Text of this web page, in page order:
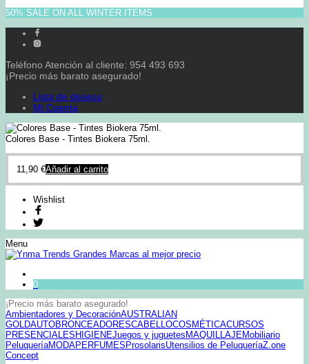
50% SALE ON ALL WINTER ITEMS
Teléfono Atención al cliente: 954 493 693
¡Precio más barato asegurado!
Lista de deseos
Mi Cuenta
Colores Base - Tintes Biokera 75ml.
11,90 €Añadir al carrito
Wishlist
Menu
0
¡Precio más barato asegurado!
Ambientadores y DecoraciónAUSTRALIAN
GOLDAUTOBRONCEADORESCABELLOCOSMÉTICACURSOS
PRESENCIALES HIGIENEJuegos y juguetes MAQUILLAJEMobiliario
PeluqueríaMODAPERFUMES ProsolarisUtensilios de PeluqueríaZ.one
Concept